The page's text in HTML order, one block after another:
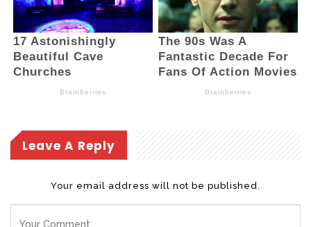
Leave A Reply
Your email address will not be published.